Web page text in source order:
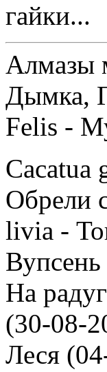
гайки...
Алмазы
Дымка,
Felis -
Обрели
livia -
На
(30-08-
Леся